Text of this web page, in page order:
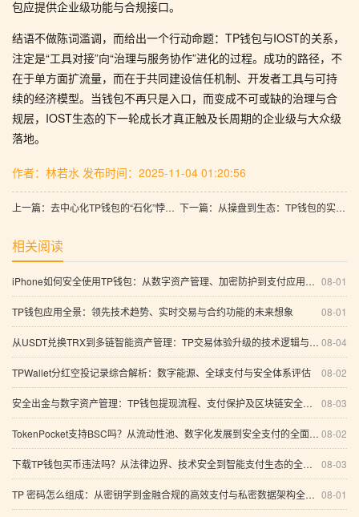
包应提供企业级功能与合规接口。
结语不做陈词滥调，而给出一个行动命题：TP钱包与IOST的关系，
注定是“工具对接”向“治理与服务协作”进化的过程。成功的路径，不
在于单方面扩流量，而在于共同建设信任机制、开发者工具与可持
续的经济模型。当钱包不再只是入口，而变成不可或缺的治理与合
规层，IOST生态的下一轮成长才真正触及长周期的企业级与大众级
落地。
作者：林若水 发布时间：2025-11-04 01:20:56
上一篇：去中心化TP钱包的“石化”悖论：从流动到固化的全面解析 下一篇：从操盘到生态：TP钱包的实战秘籍与智能化支付路径
相关阅读
08-01
iPhone如何安全使用TP钱包：从数字资产管理、加密防护到支付应用的完整指南
08-01
TP钱包应用全景：领先技术趋势、实时交易与合约功能的未来想象
08-04
从USDT兑换TRX到多链智能资产管理：TP交易体验升级的技术逻辑与安全边界
08-02
TPWallet分红空投记录综合解析：数字能源、全球支付与安全体系评估
08-03
安全出金与数字资产管理：TP钱包提现流程、支付保护及区块链安全趋势全解析
08-02
TokenPocket支持BSC吗？从流动性池、数字化发展到安全支付的全面指南
08-03
下载TP钱包买币违法吗？从法律边界、技术安全到智能支付生态的全面解析
08-01
TP 密码怎么组成：从密钥学到金融合规的高效支付与私密数据架构全景解析（含多链资产交易方案）